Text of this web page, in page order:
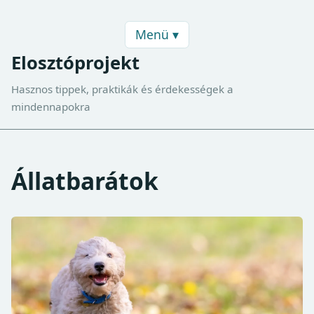
Menü ▾
Elosztóprojekt
Hasznos tippek, praktikák és érdekességek a
mindennapokra
Állatbarátok